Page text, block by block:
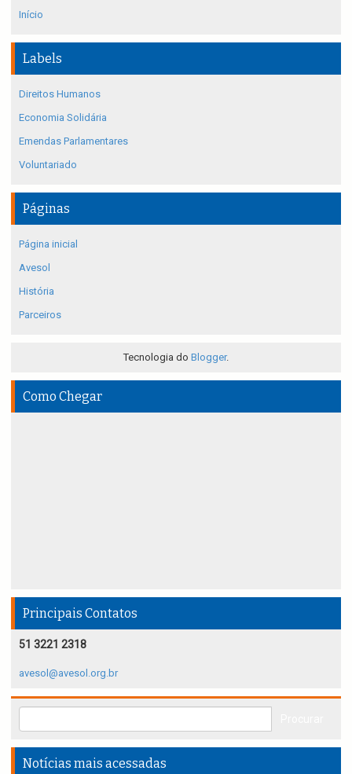
Início
Labels
Direitos Humanos
Economia Solidária
Emendas Parlamentares
Voluntariado
Páginas
Página inicial
Avesol
História
Parceiros
Tecnologia do Blogger.
Como Chegar
Principais Contatos
51 3221 2318
avesol@avesol.org.br
Notícias mais acessadas